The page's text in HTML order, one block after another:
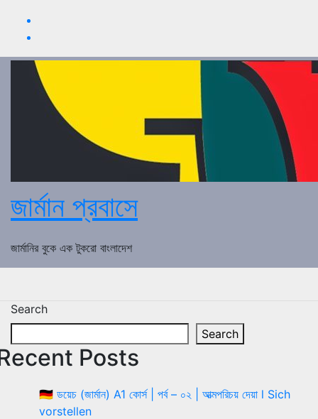
content
জার্মান প্রবাসে
জার্মানির বুকে এক টুকরো বাংলাদেশ
Search
Search
Posts
🇩🇪 ডয়েচ (জার্মান) A1 কোর্স | পর্ব – ০২ | আত্মপরিচয় দেয়া l Sich
vorstellen